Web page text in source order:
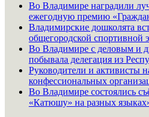
Во Владимире наградили
ежегодную премию
Владимирские дошколята
общегородской спортивной
Во Владимире с деловым и
побывала делегация из
Руководители и активисты
конфессиональных
Во Владимире состоялись
«Катюшу» на разных